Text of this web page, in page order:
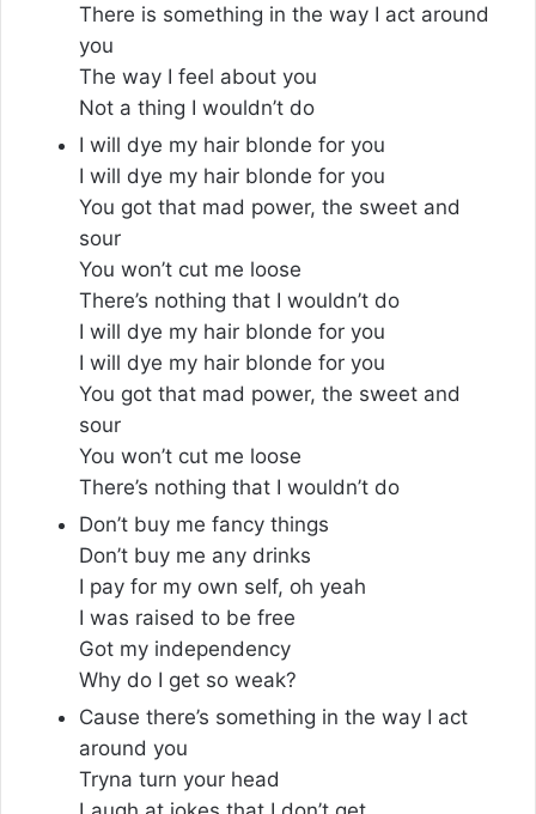
There is something in the way I act around
you
The way I feel about you
Not a thing I wouldn’t do
I will dye my hair blonde for you
I will dye my hair blonde for you
You got that mad power, the sweet and
sour
You won’t cut me loose
There’s nothing that I wouldn’t do
I will dye my hair blonde for you
I will dye my hair blonde for you
You got that mad power, the sweet and
sour
You won’t cut me loose
There’s nothing that I wouldn’t do
Don’t buy me fancy things
Don’t buy me any drinks
I pay for my own self, oh yeah
I was raised to be free
Got my independency
Why do I get so weak?
Cause there’s something in the way I act
around you
Tryna turn your head